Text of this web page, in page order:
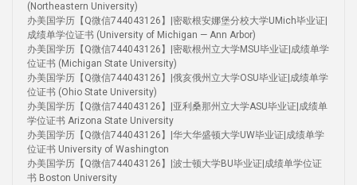
(Northeastern University)
办美国学历【Q微信744043126】|密歇根安娜堡分校大学UMich毕业证|
成绩单学位证书 (University of Michigan — Ann Arbor)
办美国学历【Q微信744043126】|密歇根州立大学MSU毕业证|成绩单学
位证书 (Michigan State University)
办美国学历【Q微信744043126】|俄亥俄州立大学OSU毕业证|成绩单学
位证书 (Ohio State University)
办美国学历【Q微信744043126】|亚利桑那州立大学ASU毕业证|成绩单
学位证书 Arizona State University
办美国学历【Q微信744043126】|华大华盛顿大学UW毕业证|成绩单学
位证书 University of Washington
办美国学历【Q微信744043126】|波士顿大学BU毕业证|成绩单学位证
书 Boston University